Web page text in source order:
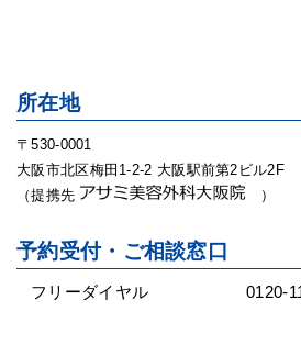
所在地
〒530-0001
大阪市北区梅田1-2-2 大阪駅前第2ビル2F
（提携先
）
予約受付・ご相談窓口
フリーダイヤル 0120-